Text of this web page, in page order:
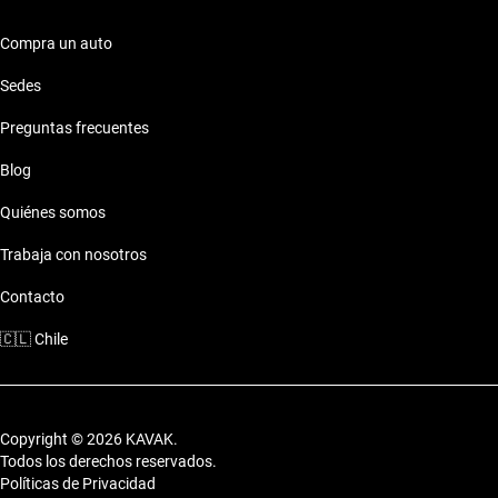
viaje.
Características técnicas destacadas
Motor: Motor eficiente
Comodidades: Confort premium
aportando estilo y comodidad para cada ocasión.
Compra un auto
Sedes
Preguntas frecuentes
Blog
Quiénes somos
Trabaja con nosotros
Contacto
🇨🇱Chile
Copyright © 2026 KAVAK.
Todos los derechos reservados.
Políticas de Privacidad